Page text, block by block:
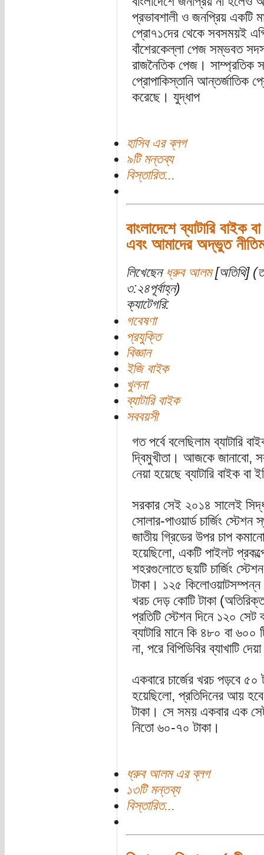
প্রভাবশালী ও জনপ্রিয় একটি
প্রো৭১দের থেকে সবসময়ই
বাঁশেরকেল্লা পেজ সম্ভবত
রাজনৈতিক পেজ। সাম্প্রতিক
প্রোপাকিস্তানি আন্তর্জাতিক
করেছে। যুদ্ধাপ
হাসিব এর ব্লগ
৯টি মন্তব্য
বিস্তারিত...
বাংলাদেশে ব্যাটারি বাইক
এবং আমাদের অদ্ভুত
লিখেছেন ধ্রুব আলম[অতিথি]
৩:২৪পূর্বাহ্ন)
ক্যাটেগরি:
গবেষণা
প্রযুক্তি
বিজ্ঞান
ইজি বাইক
খুলনা
ব্যাটারি বাইক
সববয়সী
গত পর্বে বলেছিলাম ব্যাটারি
দ্বিমুখীতা। আজকে জানাবো,
নেয়া হয়েছে ব্যাটারি বাইক
সরকার সেই ২০১৪ সালেই
সোলার-পাওয়ার্ড চার্জিং
জাতীয় গ্রিডের উপর চাপ
হয়েছিলো, একটি পাইলট
শহরগুলোতে ছয়টি চার্জিং
টাকা। ১২৫ কিলোওয়াটসম্পন্ন
খরচ দেড় কোটি টাকা
প্রতিটি স্টেশন দিনে ১২০ সেট
ব্যাটারি মানে কি ৪৮০ বা ৬০০
না, পরে বিপিডিবির ব্যাখাটি
একবারে চার্জের খরচ পড়বে ৫০
হয়েছিলো, প্রতিদিনের আয়
টাকা। সে সময় একবার এক সেট
নিতো ৬০-৭০ টাকা।
ধ্রুব আলম এর ব্লগ
১৩টি মন্তব্য
বিস্তারিত...